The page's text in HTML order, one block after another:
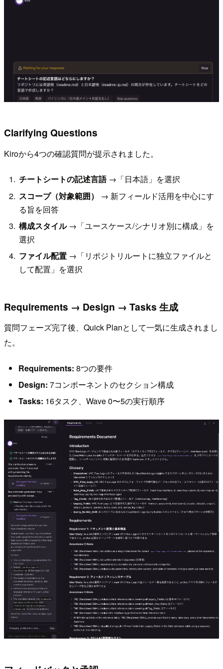
Clarifying Questions
Kiroから4つの確認質問が提示されました。
チートシートの記述言語→「日本語」を選択
スコープ（対象範囲）
→ 新フィールド活用を中心にす
る旨を回答
構成スタイル→「ユースケース/シナリオ別に構成」を
選択
ファイル配置 →「リポジトリルートに独立ファイルと
して配置」を選択
Requirements → Design → Tasks 生成
質問フェーズ完了後、Quick Planとして一気に生成されまし
た。
Requirements: 8つの要件
Design: 7コンポーネントのセクション構成
Tasks: 16タスク、Wave 0〜5の実行順序